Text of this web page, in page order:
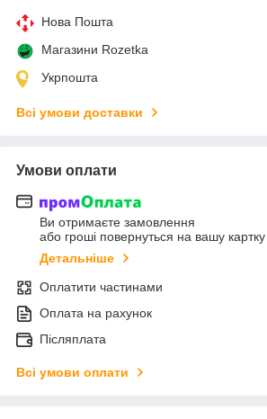
Нова Пошта
Магазини Rozetka
Укрпошта
Всі умови доставки
Умови оплати
Ви отримаєте замовлення
або гроші повернуться на вашу картку
Детальніше
Оплатити частинами
Оплата на рахунок
Післяплата
Всі умови оплати